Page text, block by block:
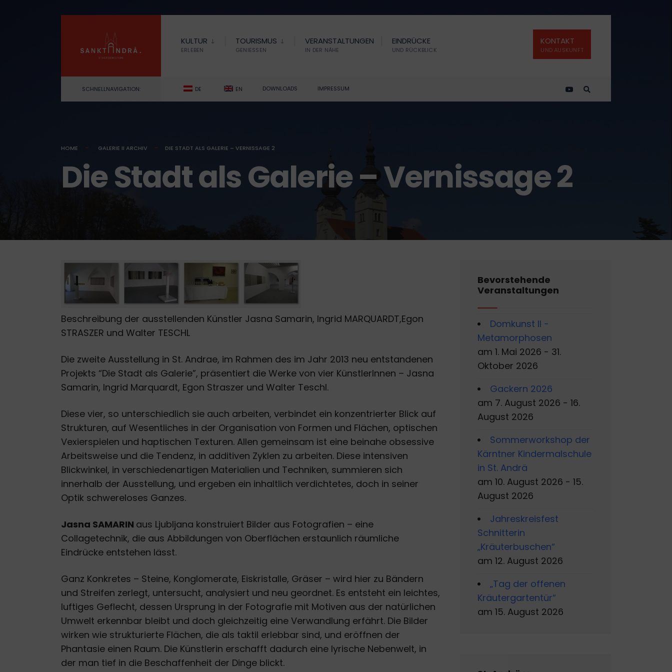
content
KULTUR
ERLEBEN
TOURISMUS
GENIESSEN
VERANSTALTUNGEN
IN DER NÄHE
EINDRÜCKE
UND RÜCKBLICK
KONTAKT
UND AUSKUNFT
SCHNELLNAVIGATION: DE EN DOWNLOADS IMPRESSUM
HOME GALERIE II ARCHIV DIE STADT ALS GALERIE – VERNISSAGE 2
Die Stadt als Galerie – Vernissage 2
Beschreibung der ausstellenden Künstler Jasna Samarin, Ingrid MARQUARDT,Egon
STRASZER und Walter TESCHL
Die zweite Ausstellung in St. Andrae, im Rahmen des im Jahr 2013 neu entstandenen
Projekts “Die Stadt als Galerie”, präsentiert die Werke von vier KünstlerInnen – Jasna
Samarin, Ingrid Marquardt, Egon Straszer und Walter Teschl.
Diese vier, so unterschiedlich sie auch arbeiten, verbindet ein konzentrierter Blick auf
Strukturen, auf Wesentliches in der Organisation von Formen und Flächen, optischen
Vexierspielen und haptischen Texturen. Allen gemeinsam ist eine beinahe obsessive
Arbeitsweise und die Tendenz, in additiven Zyklen zu arbeiten. Diese intensiven
Blickwinkel, in verschiedenartigen Materialien und Techniken, summieren sich
innerhalb der Ausstellung, und ergeben ein inhaltlich verdichtetes, doch in seiner
Optik schwereloses Ganzes.
Jasna SAMARIN aus Ljubljana konstruiert Bilder aus Fotografien – eine
Collagetechnik, die aus Abbildungen von Oberflächen erstaunlich räumliche
Eindrücke entstehen lässt.
Ganz Konkretes – Steine, Konglomerate, Eiskristalle, Gräser – wird hier zu Bändern
und Streifen zerlegt, untersucht, analysiert und neu geordnet. Es entsteht ein leichtes,
luftiges Geflecht, dessen Ursprung in der Fotografie mit Motiven aus der natürlichen
Umwelt erkennbar bleibt und doch gleichzeitig eine Verwandlung erfährt. Die Bilder
wirken wie strukturierte Flächen, die als taktil erlebbar sind, und eröffnen der
Phantasie einen Raum. Die Künstlerin erschafft dadurch eine lyrische Nebenwelt, in
der man tief in die Beschaffenheit der Dinge blickt.
Bevorstehende
Veranstaltungen
Domkunst II -
Metamorphosen
am 1. Mai 2026 - 31.
Oktober 2026
Gackern 2026
am 7. August 2026 - 16.
August 2026
Sommerworkshop der
Kärntner Kindermalschule
in St. Andrä
am 10. August 2026 - 15.
August 2026
Jahreskreisfest
Schnitterin
„Kräuterbuschen“
am 12. August 2026
„Tag der offenen
Kräutergartentür“
am 15. August 2026